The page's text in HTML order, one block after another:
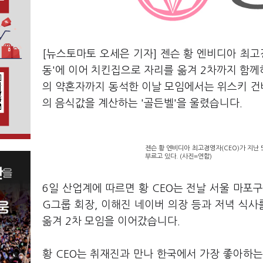
[뉴스토마토 오세은 기자] 젠슨 황 엔비디아 최
동'에 이어 치킨집으로 자리를 옮겨 2차까지 함
의 약혼자까지 동석한 이날 모임에서는 위스키
의 음식값을 계산하는 '골든벨'을 울렸습니다.
젠슨 황 엔비디아 최고경영자(CEO)가 지난
부르고 있다. (사진=연합)
6일 산업계에 따르면 황 CEO는 전날 서울 마포
G그룹 회장, 이해진 네이버 의장 등과 저녁 식
옮겨 2차 모임을 이어갔습니다.
황 CEO는 취재진과 만나 한국에서 가장 좋아하